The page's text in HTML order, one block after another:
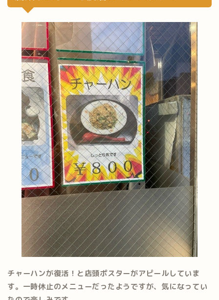
チャーハンが復活！と店頭ポスターがアピールしていま
す。一時休止のメニューだったようですが、気になってい